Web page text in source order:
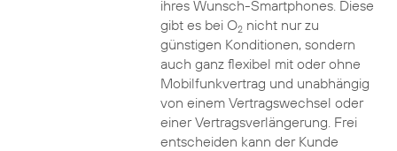
ihres Wunsch-Smartphones. Diese
gibt es bei O2nicht nur zu
günstigen Konditionen, sondern
auch ganz flexibel mit oder ohne
Mobilfunkvertrag und unabhängig
von einem Vertragswechsel oder
einer Vertragsverlängerung. Frei
entscheiden kann der Kunde